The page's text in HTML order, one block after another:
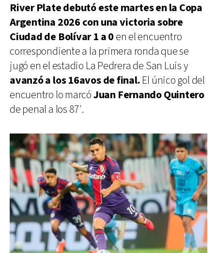
River Plate debutó este martes en la Copa
Argentina 2026 con una victoria sobre
Ciudad de Bolívar 1 a 0 en el encuentro
correspondiente a la primera ronda que se
jugó en el estadio La Pedrera de San Luis y
avanzó a los 16avos de final.El único gol del
encuentro lo marcóJuan Fernando Quintero
de penal a los 87′.